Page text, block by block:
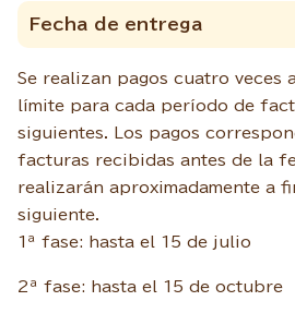
Fecha de entrega
Se realizan pagos cuatro veces
límite para cada período de
siguientes. Los pagos
facturas recibidas antes de la
realizarán aproximadamente a
siguiente.
1ª fase: hasta el 15 de julio
2ª fase: hasta el 15 de octubre